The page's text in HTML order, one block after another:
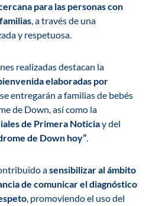
para las personas con
, a través de una
y respetuosa.
realizadas destacan la
elaboradas por
entregarán a familias de bebés
de Down, así como la
de Primera Noticiay del
de Down hoy”.
asensibilizar al ámbito
de comunicar el diagnóstico
, promoviendo el uso del